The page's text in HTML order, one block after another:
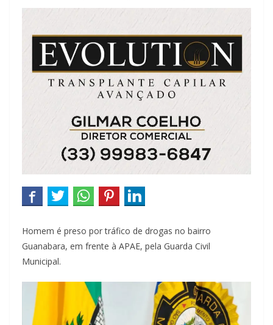
Homem é preso por tráfico de drogas no bairro
Guanabara, em frente à APAE, pela Guarda Civil
Municipal.